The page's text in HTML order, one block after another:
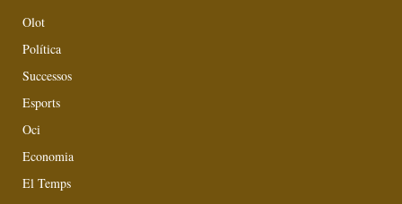
Olot
Política
Successos
Esports
Oci
Economia
El Temps